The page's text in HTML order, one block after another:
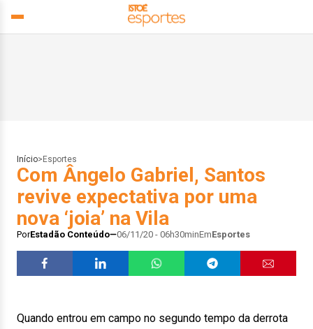
Início> Esportes
Com Ângelo Gabriel, Santos
revive expectativa por uma
nova ‘joia’ na Vila
PorEstadão Conteúdo 06/11/20 - 06h30minEmEsportes
Quando entrou em campo no segundo tempo da derrota